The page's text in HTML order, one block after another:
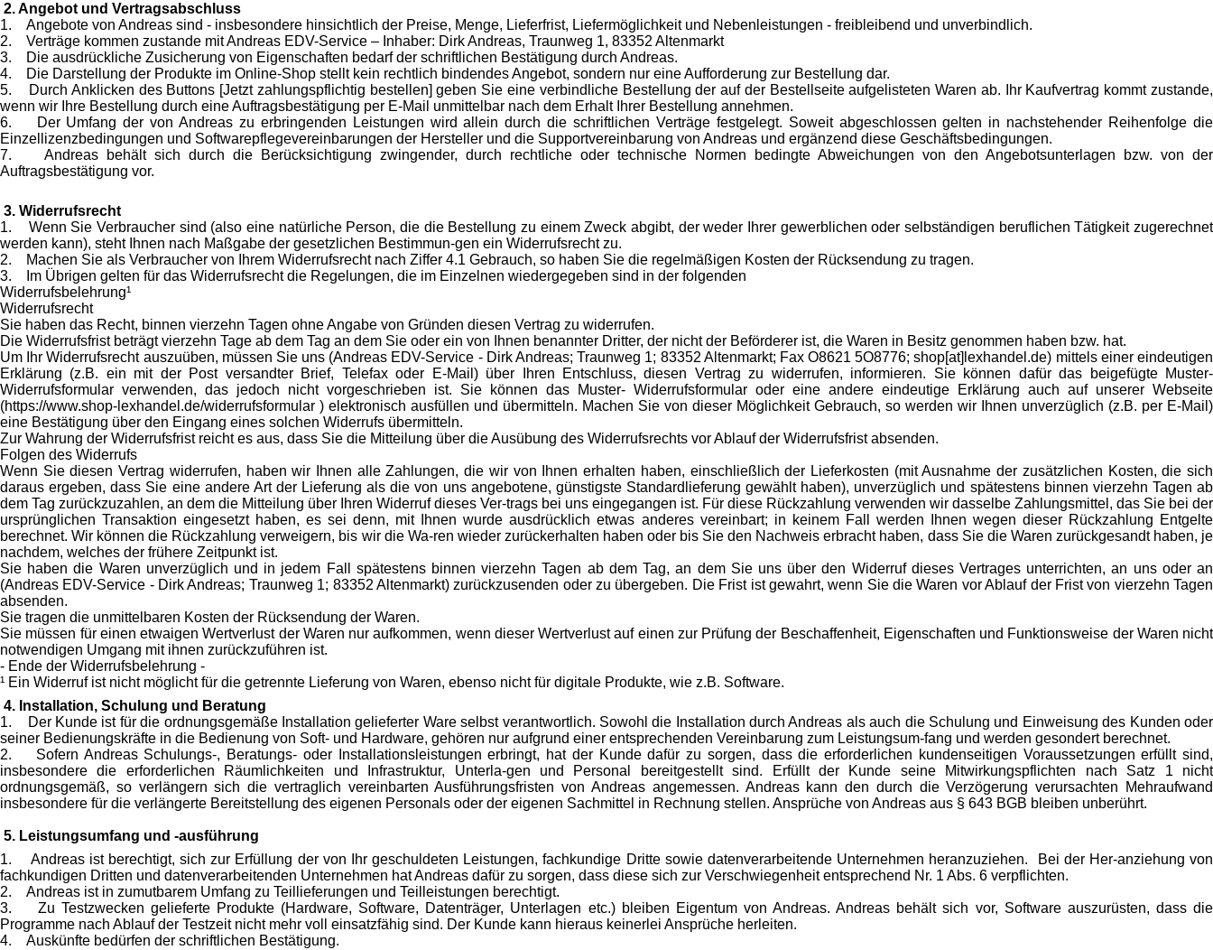
2. Angebot und Vertragsabschluss
1. Angebote von Andreas sind - insbesondere hinsichtlich der Preise, Menge, Lieferfrist, Liefermöglichkeit und Nebenleistungen - freibleibend und unverbindlich.
2. Verträge kommen zustande mit Andreas EDV-Service – Inhaber: Dirk Andreas, Traunweg 1, 83352 Altenmarkt
3. Die ausdrückliche Zusicherung von Eigenschaften bedarf der schriftlichen Bestätigung durch Andreas.
4. Die Darstellung der Produkte im Online-Shop stellt kein rechtlich bindendes Angebot, sondern nur eine Aufforderung zur Bestellung dar.
5. Durch Anklicken des Buttons [Jetzt zahlungspflichtig bestellen] geben Sie eine verbindliche Bestellung der auf der Bestellseite aufgelisteten Waren ab. Ihr Kaufvertrag kommt zustande,
wenn wir Ihre Bestellung durch eine Auftragsbestätigung per E-Mail unmittelbar nach dem Erhalt Ihrer Bestellung annehmen.
6. Der Umfang der von Andreas zu erbringenden Leistungen wird allein durch die schriftlichen Verträge festgelegt. Soweit abgeschlossen gelten in nachstehender Reihenfolge die
Einzellizenzbedingungen und Softwarepflegevereinbarungen der Hersteller und die Supportvereinbarung von Andreas und ergänzend diese Geschäftsbedingungen.
7. Andreas behält sich durch die Berücksichtigung zwingender, durch rechtliche oder technische Normen bedingte Abweichungen von den Angebotsunterlagen bzw. von der
Auftragsbestätigung vor.
3. Widerrufsrecht
1. Wenn Sie Verbraucher sind (also eine natürliche Person, die die Bestellung zu einem Zweck abgibt, der weder Ihrer gewerblichen oder selbständigen beruflichen Tätigkeit zugerechnet
werden kann), steht Ihnen nach Maßgabe der gesetzlichen Bestimmun-gen ein Widerrufsrecht zu.
2. Machen Sie als Verbraucher von Ihrem Widerrufsrecht nach Ziffer 4.1 Gebrauch, so haben Sie die regelmäßigen Kosten der Rücksendung zu tragen.
3. Im Übrigen gelten für das Widerrufsrecht die Regelungen, die im Einzelnen wiedergegeben sind in der folgenden
Widerrufsbelehrung¹
Widerrufsrecht
Sie haben das Recht, binnen vierzehn Tagen ohne Angabe von Gründen diesen Vertrag zu widerrufen.
Die Widerrufsfrist beträgt vierzehn Tage ab dem Tag an dem Sie oder ein von Ihnen benannter Dritter, der nicht der Beförderer ist, die Waren in Besitz genommen haben bzw. hat.
Um Ihr Widerrufsrecht auszuüben, müssen Sie uns (Andreas EDV-Service - Dirk Andreas; Traunweg 1; 83352 Altenmarkt; Fax O8621 5O8776; shop[at]lexhandel.de) mittels einer eindeutigen
Erklärung (z.B. ein mit der Post versandter Brief, Telefax oder E-Mail) über Ihren Entschluss, diesen Vertrag zu widerrufen, informieren. Sie können dafür das beigefügte Muster-
Widerrufsformular verwenden, das jedoch nicht vorgeschrieben ist. Sie können das Muster- Widerrufsformular oder eine andere eindeutige Erklärung auch auf unserer Webseite
(https://www.shop-lexhandel.de/widerrufsformular ) elektronisch ausfüllen und übermitteln. Machen Sie von dieser Möglichkeit Gebrauch, so werden wir Ihnen unverzüglich (z.B. per E-Mail)
eine Bestätigung über den Eingang eines solchen Widerrufs übermitteln.
Zur Wahrung der Widerrufsfrist reicht es aus, dass Sie die Mitteilung über die Ausübung des Widerrufsrechts vor Ablauf der Widerrufsfrist absenden.
Folgen des Widerrufs
Wenn Sie diesen Vertrag widerrufen, haben wir Ihnen alle Zahlungen, die wir von Ihnen erhalten haben, einschließlich der Lieferkosten (mit Ausnahme der zusätzlichen Kosten, die sich
daraus ergeben, dass Sie eine andere Art der Lieferung als die von uns angebotene, günstigste Standardlieferung gewählt haben), unverzüglich und spätestens binnen vierzehn Tagen ab
dem Tag zurückzuzahlen, an dem die Mitteilung über Ihren Widerruf dieses Ver-trags bei uns eingegangen ist. Für diese Rückzahlung verwenden wir dasselbe Zahlungsmittel, das Sie bei der
ursprünglichen Transaktion eingesetzt haben, es sei denn, mit Ihnen wurde ausdrücklich etwas anderes vereinbart; in keinem Fall werden Ihnen wegen dieser Rückzahlung Entgelte
berechnet. Wir können die Rückzahlung verweigern, bis wir die Wa-ren wieder zurückerhalten haben oder bis Sie den Nachweis erbracht haben, dass Sie die Waren zurückgesandt haben, je
nachdem, welches der frühere Zeitpunkt ist.
Sie haben die Waren unverzüglich und in jedem Fall spätestens binnen vierzehn Tagen ab dem Tag, an dem Sie uns über den Widerruf dieses Vertrages unterrichten, an uns oder an
(Andreas EDV-Service - Dirk Andreas; Traunweg 1; 83352 Altenmarkt) zurückzusenden oder zu übergeben. Die Frist ist gewahrt, wenn Sie die Waren vor Ablauf der Frist von vierzehn Tagen
absenden.
Sie tragen die unmittelbaren Kosten der Rücksendung der Waren.
Sie müssen für einen etwaigen Wertverlust der Waren nur aufkommen, wenn dieser Wertverlust auf einen zur Prüfung der Beschaffenheit, Eigenschaften und Funktionsweise der Waren nicht
notwendigen Umgang mit ihnen zurückzuführen ist.
- Ende der Widerrufsbelehrung -
¹ Ein Widerruf ist nicht möglicht für die getrennte Lieferung von Waren, ebenso nicht für digitale Produkte, wie z.B. Software.
4. Installation, Schulung und Beratung
1. Der Kunde ist für die ordnungsgemäße Installation gelieferter Ware selbst verantwortlich. Sowohl die Installation durch Andreas als auch die Schulung und Einweisung des Kunden oder
seiner Bedienungskräfte in die Bedienung von Soft- und Hardware, gehören nur aufgrund einer entsprechenden Vereinbarung zum Leistungsum-fang und werden gesondert berechnet.
2. Sofern Andreas Schulungs-, Beratungs- oder Installationsleistungen erbringt, hat der Kunde dafür zu sorgen, dass die erforderlichen kundenseitigen Voraussetzungen erfüllt sind,
insbesondere die erforderlichen Räumlichkeiten und Infrastruktur, Unterla-gen und Personal bereitgestellt sind. Erfüllt der Kunde seine Mitwirkungspflichten nach Satz 1 nicht
ordnungsgemäß, so verlängern sich die vertraglich vereinbarten Ausführungsfristen von Andreas angemessen. Andreas kann den durch die Verzögerung verursachten Mehraufwand
insbesondere für die verlängerte Bereitstellung des eigenen Personals oder der eigenen Sachmittel in Rechnung stellen. Ansprüche von Andreas aus § 643 BGB bleiben unberührt.
5. Leistungsumfang und -ausführung
1. Andreas ist berechtigt, sich zur Erfüllung der von Ihr geschuldeten Leistungen, fachkundige Dritte sowie datenverarbeitende Unternehmen heranzuziehen. Bei der Her-anziehung von
fachkundigen Dritten und datenverarbeitenden Unternehmen hat Andreas dafür zu sorgen, dass diese sich zur Verschwiegenheit entsprechend Nr. 1 Abs. 6 verpflichten.
2. Andreas ist in zumutbarem Umfang zu Teillieferungen und Teilleistungen berechtigt.
3. Zu Testzwecken gelieferte Produkte (Hardware, Software, Datenträger, Unterlagen etc.) bleiben Eigentum von Andreas. Andreas behält sich vor, Software auszurüsten, dass die
Programme nach Ablauf der Testzeit nicht mehr voll einsatzfähig sind. Der Kunde kann hieraus keinerlei Ansprüche herleiten.
4. Auskünfte bedürfen der schriftlichen Bestätigung.